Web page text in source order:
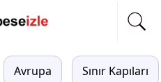
Avrupa Sınır Kapıları